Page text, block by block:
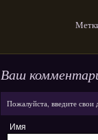
Ваш
Пожалуйста, введите
Имя